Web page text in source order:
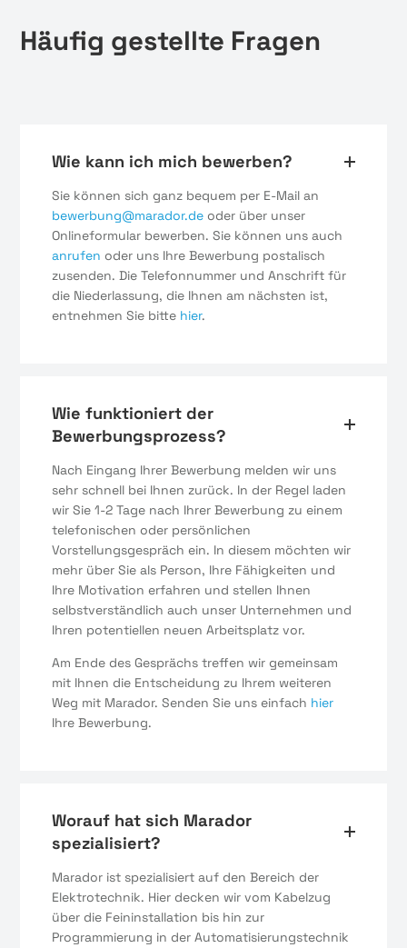
Häufig gestellte Fragen
Wie kann ich mich bewerben?
Sie können sich ganz bequem per E-Mail an
bewerbung@marador.de oder über unser
Onlineformular bewerben. Sie können uns auch
anrufen oder uns Ihre Bewerbung postalisch
zusenden. Die Telefonnummer und Anschrift für
die Niederlassung, die Ihnen am nächsten ist,
entnehmen Sie bitte hier.
Wie funktioniert der
Bewerbungsprozess?
Nach Eingang Ihrer Bewerbung melden wir uns
sehr schnell bei Ihnen zurück. In der Regel laden
wir Sie 1-2 Tage nach Ihrer Bewerbung zu einem
telefonischen oder persönlichen
Vorstellungsgespräch ein. In diesem möchten wir
mehr über Sie als Person, Ihre Fähigkeiten und
Ihre Motivation erfahren und stellen Ihnen
selbstverständlich auch unser Unternehmen und
Ihren potentiellen neuen Arbeitsplatz vor.
Am Ende des Gesprächs treffen wir gemeinsam
mit Ihnen die Entscheidung zu Ihrem weiteren
Weg mit Marador. Senden Sie uns einfach hier
Ihre Bewerbung.
Worauf hat sich Marador
spezialisiert?
Marador ist spezialisiert auf den Bereich der
Elektrotechnik. Hier decken wir vom Kabelzug
über die Feininstallation bis hin zur
Programmierung in der Automatisierungstechnik